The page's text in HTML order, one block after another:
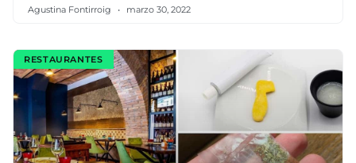
Agustina Fontirroig marzo 30, 2022
RESTAURANTES